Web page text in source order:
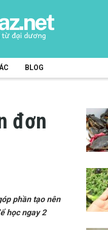
BLOG
đơn
phần tạo nên
học ngay 2